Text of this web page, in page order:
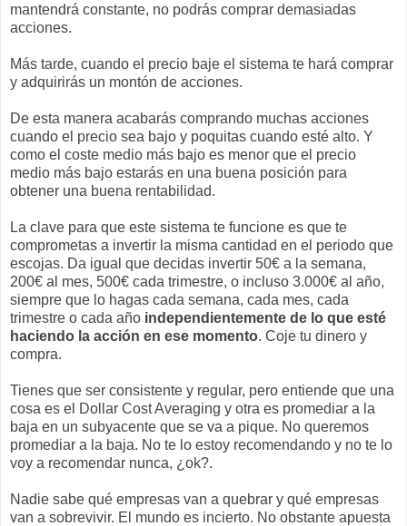
mantendrá constante, no podrás comprar demasiadas
acciones.
Más tarde, cuando el precio baje el sistema te hará comprar
y adquirirás un montón de acciones.
De esta manera acabarás comprando muchas acciones
cuando el precio sea bajo y poquitas cuando esté alto. Y
como el coste medio más bajo es menor que el precio
medio más bajo estarás en una buena posición para
obtener una buena rentabilidad.
La clave para que este sistema te funcione es que te
comprometas a invertir la misma cantidad en el periodo que
escojas. Da igual que decidas invertir 50€ a la semana,
200€ al mes, 500€ cada trimestre, o incluso 3.000€ al año,
siempre que lo hagas cada semana, cada mes, cada
trimestre o cada año independientemente de lo que esté
haciendo la acción en ese momento. Coje tu dinero y
compra.
Tienes que ser consistente y regular, pero entiende que una
cosa es el Dollar Cost Averaging y otra es promediar a la
baja en un subyacente que se va a pique. No queremos
promediar a la baja. No te lo estoy recomendando y no te lo
voy a recomendar nunca, ¿ok?.
Nadie sabe qué empresas van a quebrar y qué empresas
van a sobrevivir. El mundo es incierto. No obstante apuesta